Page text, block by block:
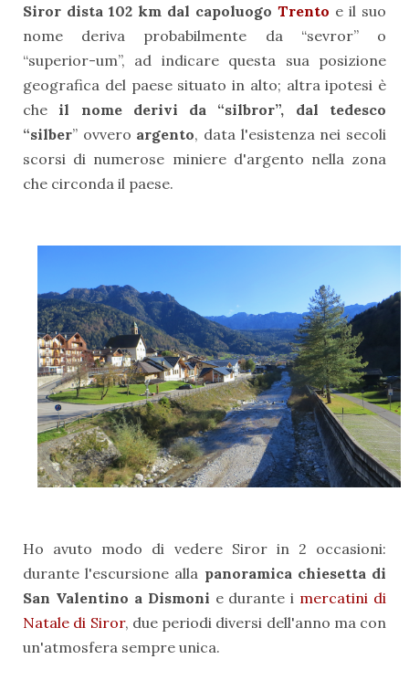
Siror dista 102 km dal capoluogo Trento e il suo
nome deriva probabilmente da “sevror” o
“superior-um”, ad indicare questa sua posizione
geografica del paese situato in alto; altra ipotesi è
che il nome derivi da “silbror”, dal tedesco
“silber” ovvero argento, data l'esistenza nei secoli
scorsi di numerose miniere d'argento nella zona
che circonda il paese.
Ho avuto modo di vedere Siror in 2 occasioni:
durante l'escursione alla panoramica chiesetta di
San Valentino a Dismoni e durante i mercatini di
Natale di Siror, due periodi diversi dell'anno ma con
un'atmosfera sempre unica.